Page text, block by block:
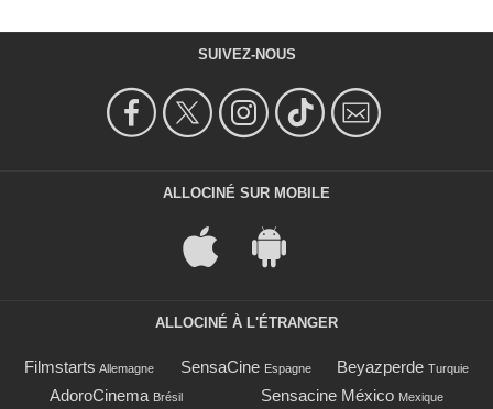
SUIVEZ-NOUS
ALLOCINÉ SUR MOBILE
ALLOCINÉ À L'ÉTRANGER
Filmstarts Allemagne SensaCine Espagne Beyazperde Turquie
AdoroCinema Brésil Sensacine México Mexique